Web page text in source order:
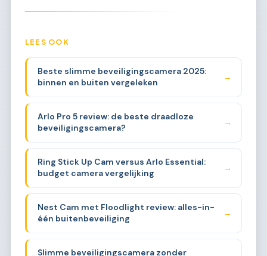
LEES OOK
Beste slimme beveiligingscamera 2025:
binnen en buiten vergeleken
→
Arlo Pro 5 review: de beste draadloze
beveiligingscamera?
→
Ring Stick Up Cam versus Arlo Essential:
budget camera vergelijking
→
Nest Cam met Floodlight review: alles-in-
één buitenbeveiliging
→
Slimme beveiligingscamera zonder